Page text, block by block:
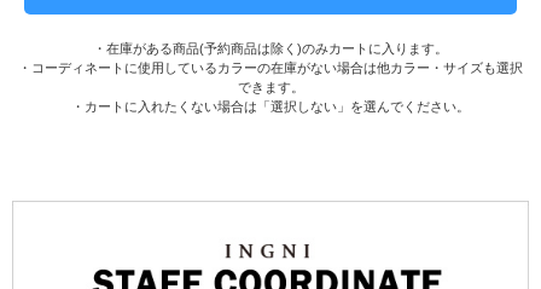
・在庫がある商品(予約商品は除く)のみカートに入ります。
・コーディネートに使用しているカラーの在庫がない場合は他カラー・サイズも選択
できます。
・カートに入れたくない場合は「選択しない」を選んでください。